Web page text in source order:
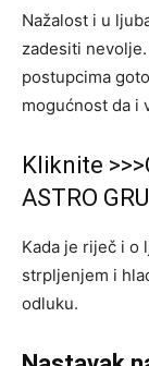
Nažalost i u
zadesiti
postupcima
mogućnost da i
Kliknite
ASTRO
Kada je riječ i o
strpljenjem i
odluku.